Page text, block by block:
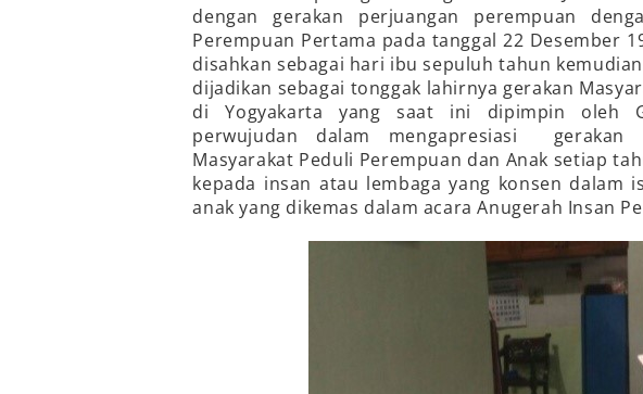
dengan gerakan perjuangan perempuan
Perempuan Pertama pada tanggal 22 Desember
disahkan sebagai hari ibu sepuluh tahun
dijadikan sebagai tonggak lahirnya gerakan
di Yogyakarta yang saat ini dipimpin oleh
perwujudan dalam mengapresiasi gerakan
Masyarakat Peduli Perempuan dan Anak setiap
kepada insan atau lembaga yang konsen dalam
anak yang dikemas dalam acara Anugerah Insan